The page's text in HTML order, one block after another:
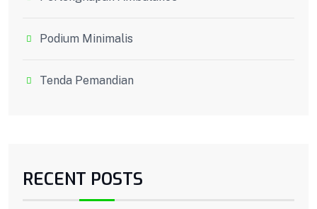
Podium Minimalis
Tenda Pemandian
RECENT POSTS